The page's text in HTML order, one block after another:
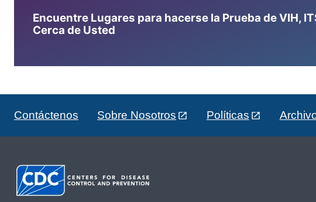
Encuentre Lugares para hacerse la Prueba de VIH,
Cerca de Usted
Contáctenos Sobre Nosotros Políticas